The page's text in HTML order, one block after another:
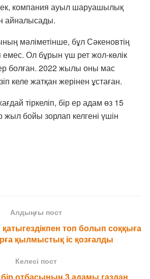
компания ауыл шаруашылық
айналысады.
мәліметінше, бұл Сәкеновтің
Ол бұрын үш рет жол-көлік
болған. 2022 жылы оны мас
келе жатқан жерінен ұстаған.
тіркеліп, бір ер адам өз 15
жыл бойы зорлап келгені үшін
Алдыңғы пост
топ болып соққыға
қылмыстық іс қозғалды
Келесі пост
отбасының 3 адамы газдан